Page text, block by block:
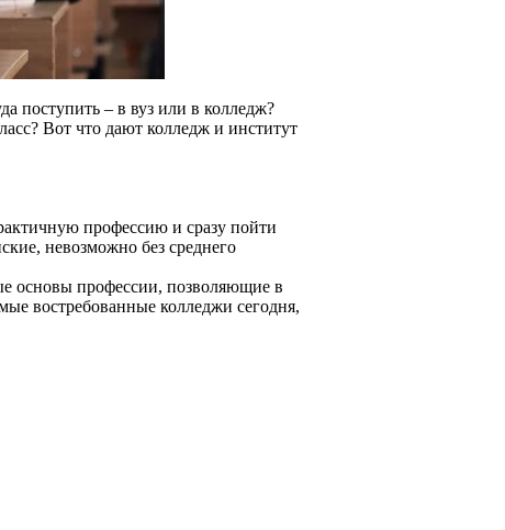
поступить – в вуз или в колледж?
Вот что дают колледж и институт
профессию и сразу пойти
невозможно без среднего
основы профессии, позволяющие в
востребованные колледжи сегодня,